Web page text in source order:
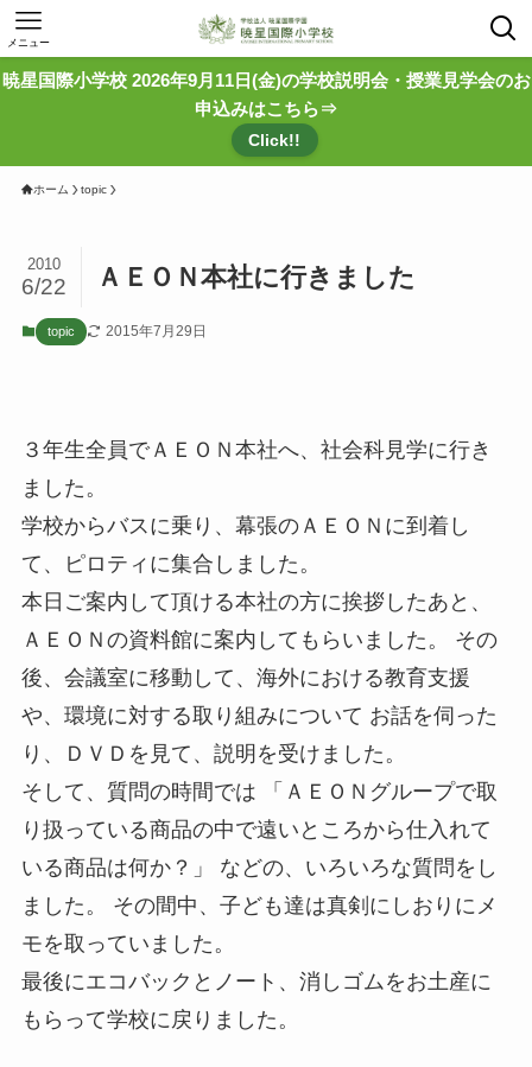
メニュー
暁星国際小学校 2026年9月11日(金)の学校説明会・授業見学会のお
申込みはこちら⇒
Click!!
ホーム topic
ＡＥＯＮ本社に行きました
2010
6/22
topic 2015年7月29日
３年生全員でＡＥＯＮ本社へ、社会科見学に行き
ました。
学校からバスに乗り、幕張のＡＥＯＮに到着し
て、ピロティに集合しました。
本日ご案内して頂ける本社の方に挨拶したあと、
ＡＥＯＮの資料館に案内してもらいました。 その
後、会議室に移動して、海外における教育支援
や、環境に対する取り組みについて お話を伺った
り、ＤＶＤを見て、説明を受けました。
そして、質問の時間では 「ＡＥＯＮグループで取
り扱っている商品の中で遠いところから仕入れて
いる商品は何か？」 などの、いろいろな質問をし
ました。 その間中、子ども達は真剣にしおりにメ
モを取っていました。
最後にエコバックとノート、消しゴムをお土産に
もらって学校に戻りました。